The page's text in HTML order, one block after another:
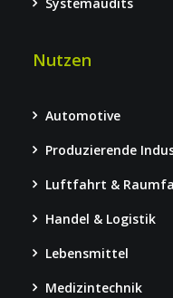
Nutzen
Automotive
Produzierende
Luftfahrt &
Handel & Logistik
Lebensmittel
Medizintechnik